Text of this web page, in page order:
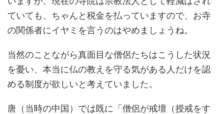
ていても、ちゃんと税金を払っていますので、お寺
の関係者にイヤミを言うのはやめましょうね。
当然のことながら真面目な僧侶たちはこうした状況
を憂い、本当に仏の教えを守る気がある人だけを認
める制度が欲しいと考えていました。
唐（当時の中国）では既に「僧侶が戒壇（授戒をす